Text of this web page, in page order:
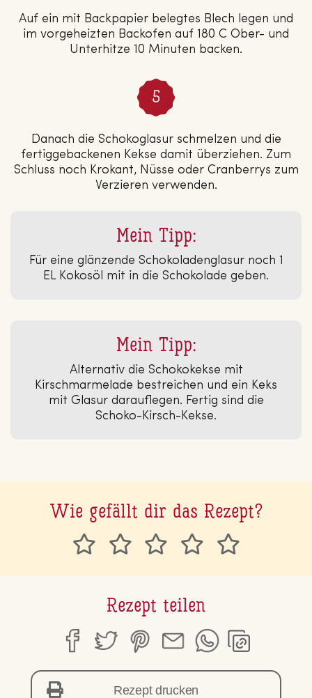
Auf ein mit Backpapier belegtes Blech legen und
im vorgeheizten Backofen auf 180 C Ober- und
Unterhitze 10 Minuten backen.
Danach die Schokoglasur schmelzen und die
fertiggebackenen Kekse damit überziehen. Zum
Schluss noch Krokant, Nüsse oder Cranberrys zum
Verzieren verwenden.
Mein Tipp:
Für eine glänzende Schokoladenglasur noch 1
EL Kokosöl mit in die Schokolade geben.
Mein Tipp:
Alternativ die Schokokekse mit
Kirschmarmelade bestreichen und ein Keks
mit Glasur darauflegen. Fertig sind die
Schoko-Kirsch-Kekse.
Wie gefällt dir das Rezept?
Rezept teilen
Rezept drucken